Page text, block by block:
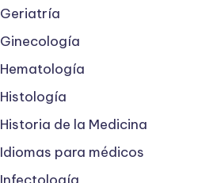
Geriatría
Ginecología
Hematología
Histología
Historia de la Medicina
Idiomas para médicos